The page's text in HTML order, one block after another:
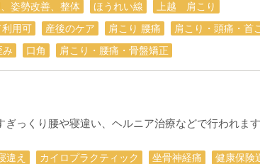
姿勢改善、整体 ほうれい線
上越 肩こり
利用可 産後のケア 肩こり 腰痛
肩こり・頭痛・首
み 口角 肩こり・腰痛・骨盤矯正
っくり腰や寝違い、ヘルニア治療などで行われま
違え カイロプラクティック 坐骨神経痛
健康保険